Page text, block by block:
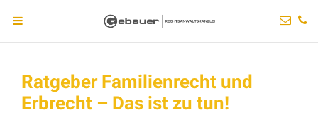
Ratgeber Familienrecht und
Erbrecht – Das ist zu tun!